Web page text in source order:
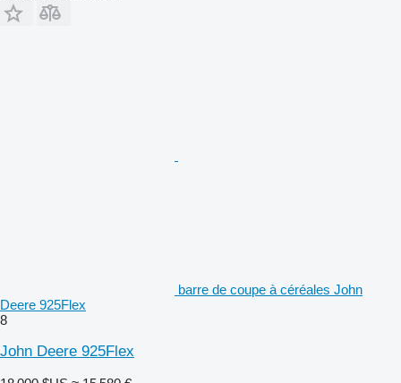
barre de coupe à céréales John
Deere 925Flex
8
John Deere 925Flex